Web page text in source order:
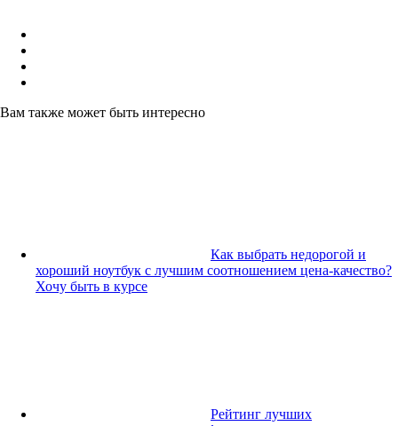
Вам также может быть интересно
Как выбрать недорогой и
хороший ноутбук с лучшим соотношением цена-качество?
Хочу быть в курсе
Рейтинг лучших